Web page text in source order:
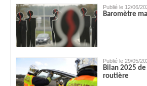
Publié le 12/06/
Baromètre
Publié le 29/05/
Bilan 2025
routière